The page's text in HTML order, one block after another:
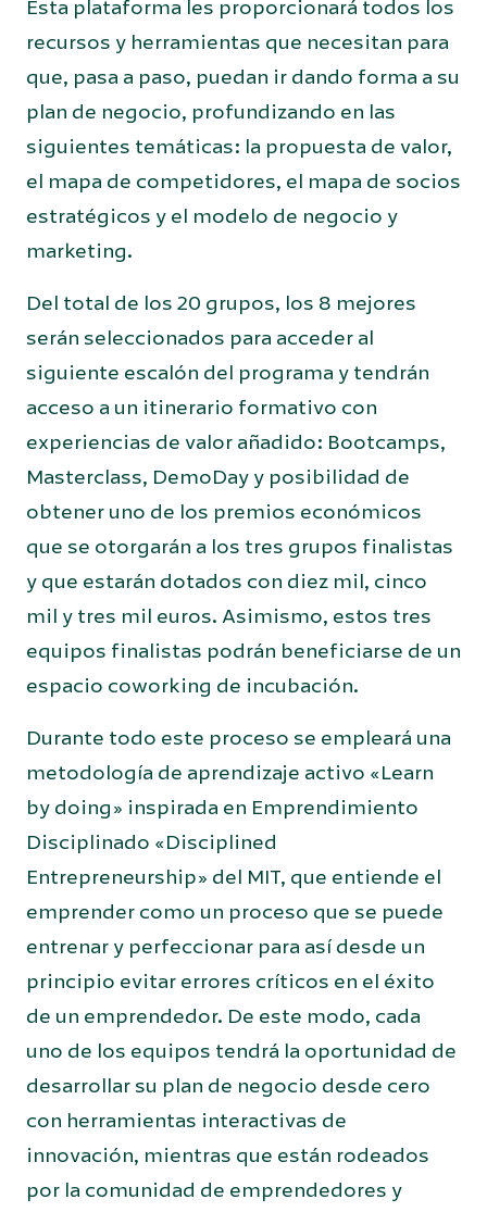
Esta plataforma les proporcionará todos los
recursos y herramientas que necesitan para
que, pasa a paso, puedan ir dando forma a su
plan de negocio, profundizando en las
siguientes temáticas: la propuesta de valor,
el mapa de competidores, el mapa de socios
estratégicos y el modelo de negocio y
marketing.
Del total de los 20 grupos, los 8 mejores
serán seleccionados para acceder al
siguiente escalón del programa y tendrán
acceso a un itinerario formativo con
experiencias de valor añadido: Bootcamps,
Masterclass, DemoDay y posibilidad de
obtener uno de los premios económicos
que se otorgarán a los tres grupos finalistas
y que estarán dotados con diez mil, cinco
mil y tres mil euros. Asimismo, estos tres
equipos finalistas podrán beneficiarse de un
espacio coworking de incubación.
Durante todo este proceso se empleará una
metodología de aprendizaje activo «Learn
by doing» inspirada en Emprendimiento
Disciplinado «Disciplined
Entrepreneurship» del MIT, que entiende el
emprender como un proceso que se puede
entrenar y perfeccionar para así desde un
principio evitar errores críticos en el éxito
de un emprendedor. De este modo, cada
uno de los equipos tendrá la oportunidad de
desarrollar su plan de negocio desde cero
con herramientas interactivas de
innovación, mientras que están rodeados
por la comunidad de emprendedores y